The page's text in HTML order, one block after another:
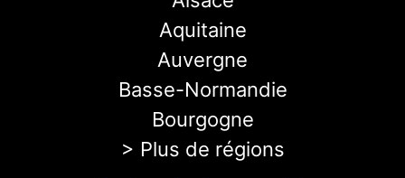
Aquitaine
Auvergne
Basse-Normandie
Bourgogne
> Plus de régions